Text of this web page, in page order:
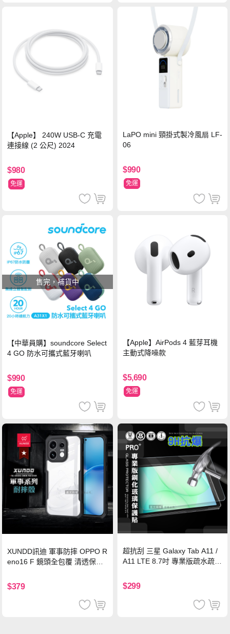
【Apple】 240W USB-C 充電
連接線 (2 公尺) 2024
$980
免運
LaPO mini 頸掛式製冷風扇 LF-
06
$990
免運
售完，補貨中
【中華員購】soundcore Select
4 GO 防水可攜式藍牙喇叭
$990
免運
【Apple】AirPods 4 藍芽耳機
主動式降噪款
$5,690
免運
XUNDD訊迪 軍事防摔 OPPO R
eno16 F 鏡頭全包覆 清透保護
$379
超抗刮 三星 Galaxy Tab A11 /
A11 LTE 8.7吋 專業版疏水疏油
$299